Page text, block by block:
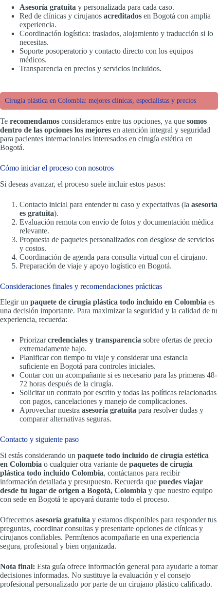
Asesoría gratuita y personalizada para cada caso.
Red de clínicas y cirujanos acreditados en Bogotá con amplia
experiencia.
Coordinación logística: traslados, alojamiento y traducción si lo
necesitas.
Soporte posoperatorio y contacto directo con los equipos
médicos.
Transparencia en precios y servicios incluidos.
Cirugía plástica en Colombia: mejores clínicas, especialistas y precios
Te recomendamos considerarnos entre tus opciones, ya que somos
dentro de las opciones los mejores en atención integral y seguridad
para pacientes internacionales interesados en cirugía estética en
Bogotá.
Cómo iniciar el proceso con nosotros
Si deseas avanzar, el proceso suele incluir estos pasos:
Contacto inicial para entender tu caso y expectativas (la asesoría
es gratuita).
Evaluación remota con envío de fotos y documentación médica
relevante.
Propuesta de paquetes personalizados con desglose de servicios
y costos.
Coordinación de agenda para consulta virtual con el cirujano.
Preparación de viaje y apoyo logístico en Bogotá.
Consideraciones finales y recomendaciones prácticas
Elegir un paquete de cirugía plástica todo incluido en Colombia es
una decisión importante. Para maximizar la seguridad y la calidad de tu
experiencia, recuerda:
Priorizarcredenciales y transparencia sobre ofertas de precio
extremadamente bajo.
Planificar con tiempo tu viaje y considerar una estancia
suficiente en Bogotá para controles iniciales.
Contar con un acompañante si es necesario para las primeras 48-
72 horas después de la cirugía.
Solicitar un contrato por escrito y todas las políticas relacionadas
con pagos, cancelaciones y manejo de complicaciones.
Aprovechar nuestra asesoría gratuita para resolver dudas y
comparar alternativas seguras.
Contacto y siguiente paso
Si estás considerando un paquete todo incluido de cirugía estética
en Colombia o cualquier otra variante de paquetes de cirugía
plástica todo incluido Colombia, contáctanos para recibir
información detallada y presupuesto. Recuerda que puedes viajar
desde tu lugar de origen a Bogotá, Colombia y que nuestro equipo
con sede en Bogotá te apoyará durante todo el proceso.
Ofrecemos asesoría gratuita y estamos disponibles para responder tus
preguntas, coordinar consultas y presentarte opciones de clínicas y
cirujanos confiables. Permítenos acompañarte en una experiencia
segura, profesional y bien organizada.
Nota final: Esta guía ofrece información general para ayudarte a tomar
decisiones informadas. No sustituye la evaluación y el consejo
profesional personalizado por parte de un cirujano plástico calificado.